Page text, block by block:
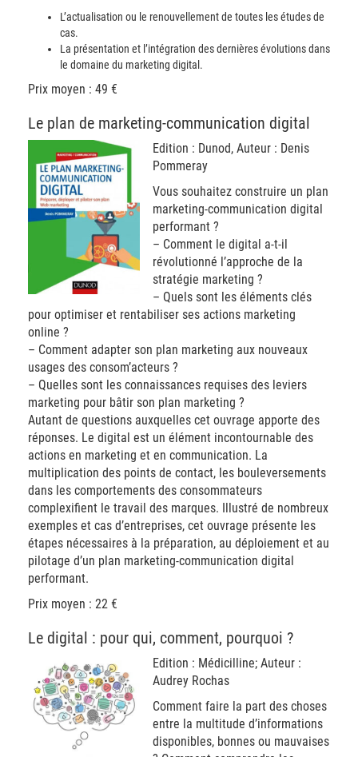
L’actualisation ou le renouvellement de toutes les études de
cas.
La présentation et l’intégration des dernières évolutions dans
le domaine du marketing digital.
Prix moyen : 49 €
Le plan de marketing-communication digital
Edition : Dunod, Auteur : Denis
Pommeray
Vous souhaitez construire un plan
marketing-communication digital
performant ?
– Comment le digital a-t-il
révolutionné l’approche de la
stratégie marketing ?
– Quels sont les éléments clés
pour optimiser et rentabiliser ses actions marketing
online ?
– Comment adapter son plan marketing aux nouveaux
usages des consom’acteurs ?
– Quelles sont les connaissances requises des leviers
marketing pour bâtir son plan marketing ?
Autant de questions auxquelles cet ouvrage apporte des
réponses. Le digital est un élément incontournable des
actions en marketing et en communication. La
multiplication des points de contact, les bouleversements
dans les comportements des consommateurs
complexifient le travail des marques. Illustré de nombreux
exemples et cas d’entreprises, cet ouvrage présente les
étapes nécessaires à la préparation, au déploiement et au
pilotage d’un plan marketing-communication digital
performant.
Prix moyen : 22 €
Le digital : pour qui, comment, pourquoi ?
Edition : Médicilline; Auteur :
Audrey Rochas
Comment faire la part des choses
entre la multitude d’informations
disponibles, bonnes ou mauvaises